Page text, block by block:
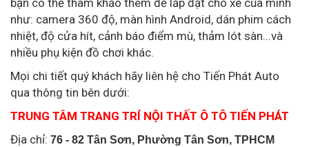
như: camera 360 độ, màn hình Android, dán phim cách
nhiệt, độ cửa hít, cảnh báo điểm mù, thảm lót sàn...và
nhiều phụ kiện đồ chơi khác.
Mọi chi tiết quý khách hãy liên hệ cho Tiến Phát Auto
qua thông tin bên dưới:
TRUNG TÂM TRANG TRÍ NỘI THẤT Ô TÔ TIẾN PHÁT
Địa chỉ: 76 - 82 Tân Sơn, Phường Tân Sơn, TPHCM